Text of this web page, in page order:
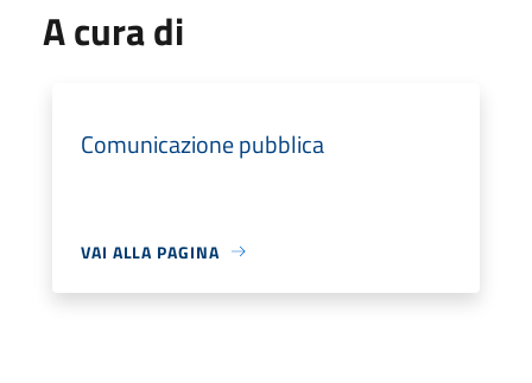
A cura di
Comunicazione pubblica
VAI ALLA PAGINA